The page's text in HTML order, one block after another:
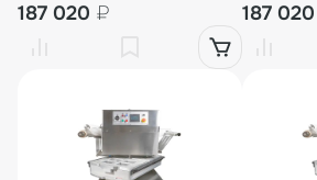
187 020 ₽ 187 020